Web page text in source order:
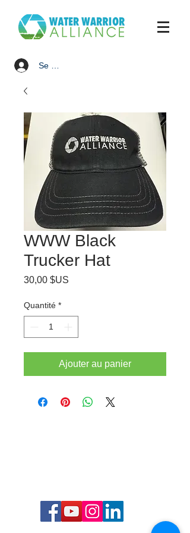
Se connecter
WWW Black
Trucker Hat
30,00 $US
Quantité *
Ajouter au panier